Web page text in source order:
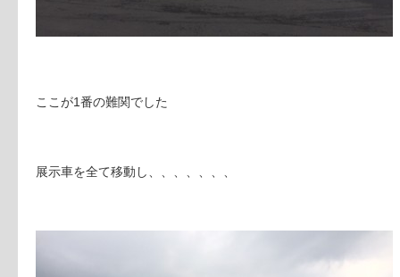
ここが1番の難関でした
展示車を全て移動し、、、、、、、